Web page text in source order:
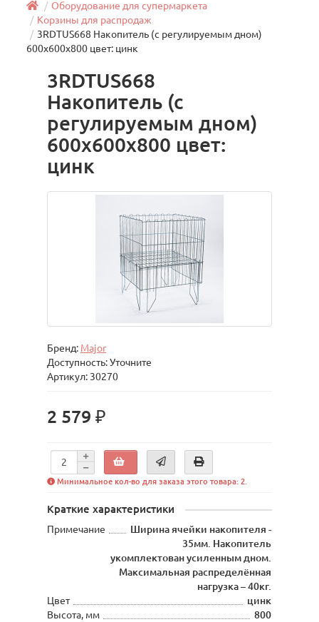
Оборудование для супермаркета
Корзины для распродаж
3RDTUS668 Накопитель (с регулируемым дном)
600х600х800 цвет: цинк
3RDTUS668
Накопитель (с
регулируемым дном)
600х600х800 цвет:
цинк
Бренд: Major
Доступность: Уточните
Артикул: 30270
2 579 ₽
Минимальное кол-во для заказа этого товара: 2.
Краткие характеристики
Примечание
Ширина ячейки накопителя -
35мм. Накопитель
укомплектован усиленным дном.
Максимальная распределённая
нагрузка – 40кг.
Цвет
цинк
Высота, мм
800